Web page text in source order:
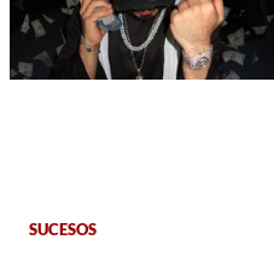
SUCESOS